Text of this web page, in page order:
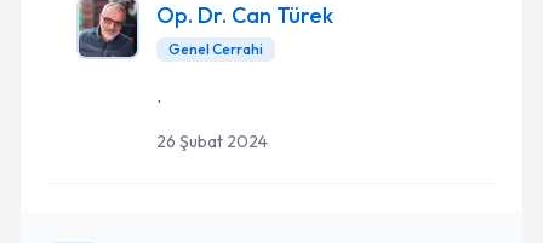
Op. Dr. Can Türek
Genel Cerrahi
.
26 Şubat 2024